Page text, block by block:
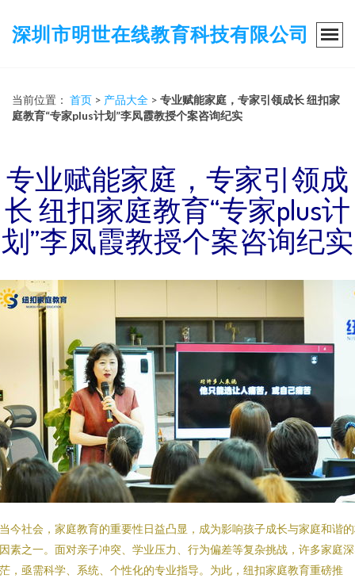
深圳市明世在线教育科技有限公司
当前位置： 首页 > 产品大全 > 专业赋能家庭，专家引领成长 纽扣家
庭教育“专家plus计划”李凤霞教授个案咨询纪实
专业赋能家庭，专家引领成
长 纽扣家庭教育“专家plus计
划”李凤霞教授个案咨询纪实
今社会，家庭教育的重要性日益凸显，成为影响孩子成长与家庭和谐
素之一。面对亲子冲突、学业压力、行为偏差等复杂挑战，许多家庭
，亟需科学、系统、个性化的专业指导。为此，纽扣家庭教育重磅推